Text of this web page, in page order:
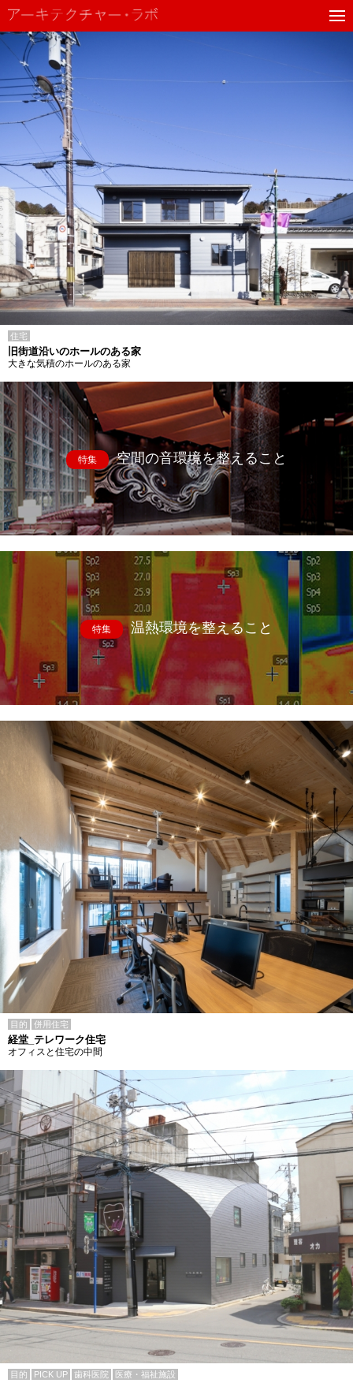
住宅
旧街道沿いのホールのある家
大きな気積のホールのある家
特集 空間の音環境を整えること
特集 温熱環境を整えること
目的 併用住宅
経堂_テレワーク住宅
オフィスと住宅の中間
目的 PICK UP 歯科医院 医療・福祉施設